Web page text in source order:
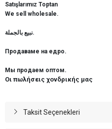
Satışlarımız Toptan
We sell wholesale.
نبيع بالجملة.
Продаваме на едро.
Мы продаем оптом.
Οι πωλήσεις χονδρικής μας
Taksit Seçenekleri